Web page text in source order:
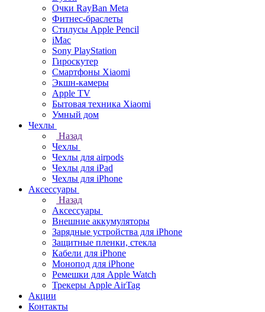
Очки RayBan Meta
Фитнес-браслеты
Стилусы Apple Pencil
iMac
Sony PlayStation
Гироскутер
Смартфоны Xiaomi
Экшн-камеры
Apple TV
Бытовая техника Xiaomi
Умный дом
Чехлы
Назад
Чехлы
Чехлы для airpods
Чехлы для iPad
Чехлы для iPhone
Аксессуары
Назад
Аксессуары
Внешние аккумуляторы
Зарядные устройства для iPhone
Защитные пленки, стекла
Кабели для iPhone
Монопод для iPhone
Ремешки для Apple Watch
Трекеры Apple AirTag
Акции
Контакты